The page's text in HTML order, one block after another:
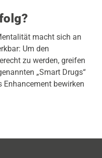
macht sich an
Um den
zu werden, greifen
„Smart Drugs“
bewirken